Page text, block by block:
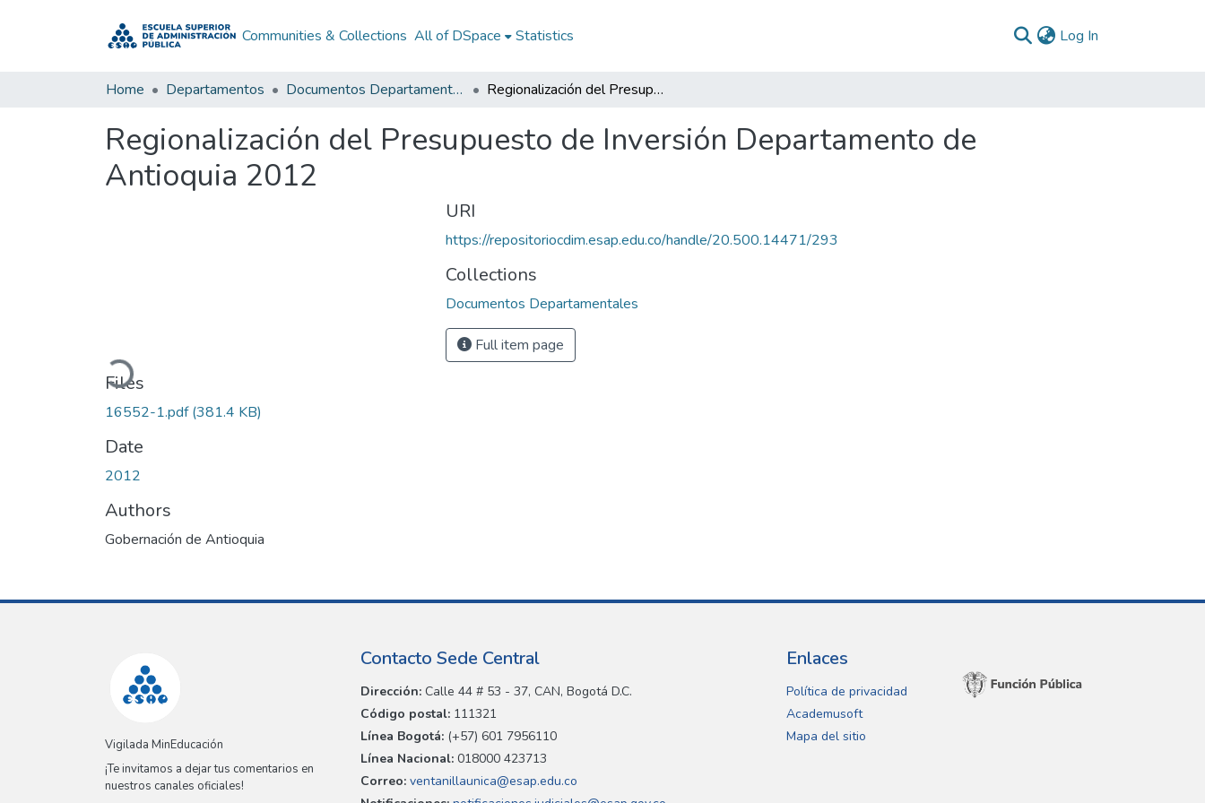
Communities & Collections All of DSpace Statistics Log In
Home Departamentos Documentos Departamentales Regionalización del Presupuesto de Inversión Departamento de Antioquia 2012
Regionalización del Presupuesto de Inversión Departamento de
Antioquia 2012
Loading...
Files
16552-1.pdf(381.4 KB)
Date
2012
Authors
Gobernación de Antioquia
URI
https://repositoriocdim.esap.edu.co/handle/20.500.14471/293
Collections
Documentos Departamentales
Full item page
Vigilada MinEducación
¡Te invitamos a dejar tus comentarios en
nuestros canales oficiales!
Contacto Sede Central
Dirección: Calle 44 # 53 - 37, CAN, Bogotá D.C.
Código postal: 111321
Línea Bogotá: (+57) 601 7956110
Línea Nacional: 018000 423713
Correo: ventanillaunica@esap.edu.co
Enlaces
Política de privacidad
Academusoft
Mapa del sitio